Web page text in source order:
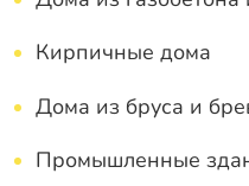
Кирпичные дома
Дома из бруса и
Промышленные